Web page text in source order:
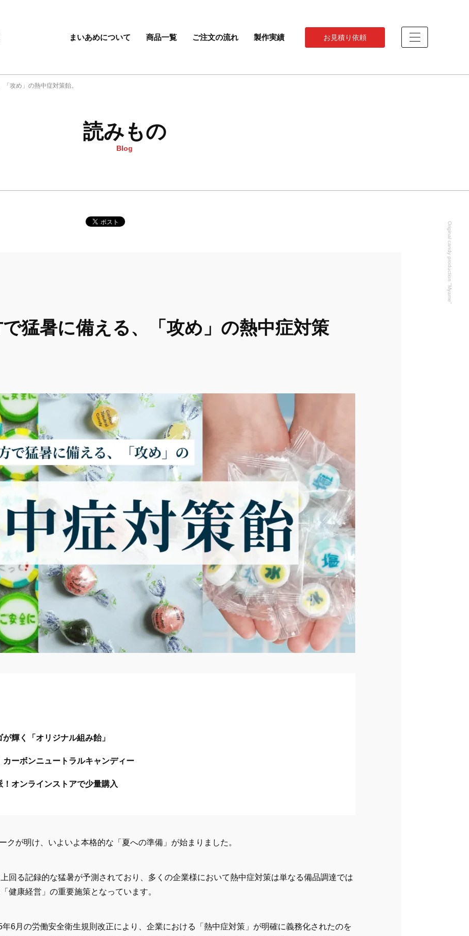
まいあめについて 商品一覧 ご注文の流れ 製作実績 お見積り依頼
攻め」の熱中症対策飴。
読みもの
Blog
猛暑に備える、「攻め」の熱中症対策
輝く「オリジナル組み飴」
カーボンニュートラルキャンディー
オンラインストアで少量購入
クが明け、いよいよ本格的な「夏への準備」が始まりました。
回る記録的な猛暑が予測されており、多くの企業様において熱中症対策は単なる備品調達では
健康経営」の重要施策となっています。
6月の労働安全衛生規則改正により、企業における「熱中症対策」が明確に義務化されたのを
Original candy production "Myame"